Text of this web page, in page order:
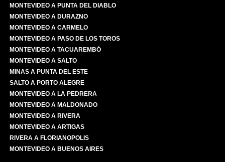
MONTEVIDEO A PUNTA DEL DIABLO
MONTEVIDEO A DURAZNO
MONTEVIDEO A CARMELO
MONTEVIDEO A PASO DE LOS TOROS
MONTEVIDEO A TACUAREMBÓ
MONTEVIDEO A SALTO
MINAS A PUNTA DEL ESTE
SALTO A PORTO ALEGRE
MONTEVIDEO A LA PEDRERA
MONTEVIDEO A MALDONADO
MONTEVIDEO A RIVERA
MONTEVIDEO A ARTIGAS
RIVERA A FLORIANOPOLIS
MONTEVIDEO A BUENOS AIRES